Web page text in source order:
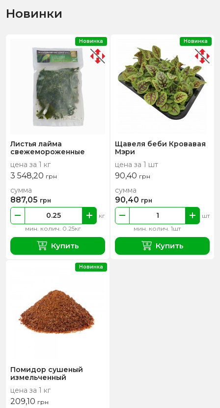
Новинки
Листья лайма
свежемороженные
цена за 1 кг
3 548,20 грн
мин. колич. 0.25кг
кг
сумма
887,05 грн
Купить
Новинка
Щавеля беби Кровавая
Мэри
цена за 1 шт
90,40 грн
мин. колич. 1шт
шт
сумма
90,40 грн
Купить
Новинка
Помидор сушеный
измельченный
цена за 1 кг
209,10 грн
Новинка